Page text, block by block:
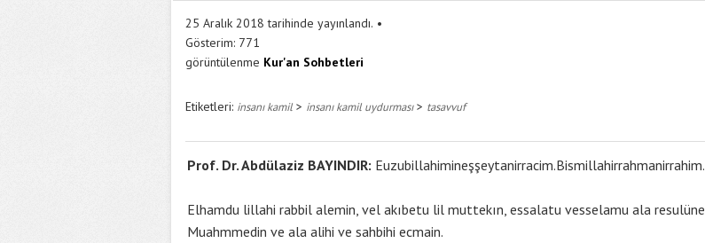
25 Aralık 2018 tarihinde yayınlandı.
Gösterim: 771
görüntülenme Kur'an Sohbetleri
Etiketleri: insanı kamil> insanı kamil uydurması> tasavvuf
Prof. Dr. Abdülaziz BAYINDIR: Euzubillahimineşşeytanirracim.Bismillahirrahmanirrahim.
Elhamdu lillahi rabbil alemin, vel akıbetu lil muttekın, essalatu vesselamu ala resulüne
Muahmmedin ve ala alihi ve sahbihi ecmain.